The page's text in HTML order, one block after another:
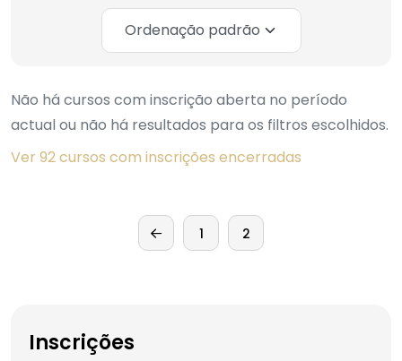
Não há cursos com inscrição aberta no período
actual ou não há resultados para os filtros escolhidos.
Ver 92 cursos com inscrições encerradas
1 2
Inscrições